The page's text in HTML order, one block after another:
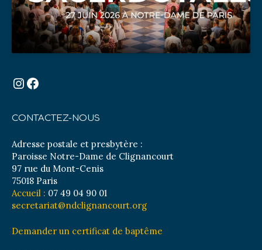
Instagram
Facebook
CONTACTEZ-NOUS
Adresse postale et presbytère :
Paroisse Notre-Dame de Clignancourt
97 rue du Mont-Cenis
75018 Paris
Accueil : 07 49 04 90 01
secretariat@ndclignancourt.org
Demander un certificat de baptême